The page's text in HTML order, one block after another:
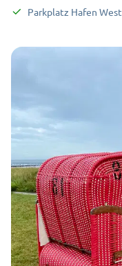
Parkplatz Hafen West